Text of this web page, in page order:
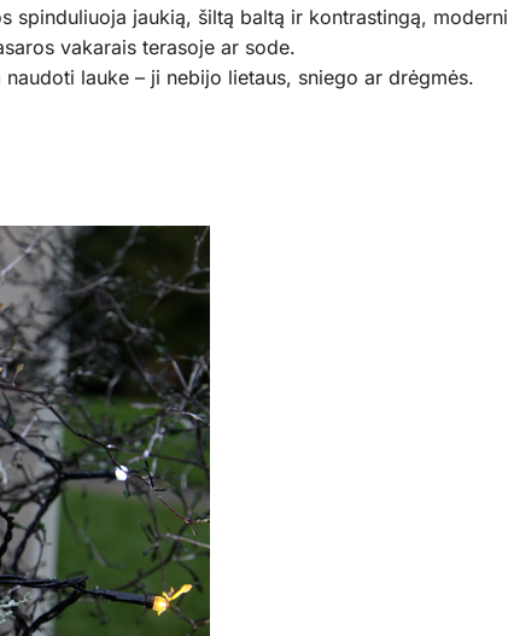
spinduliuoja jaukią, šiltą baltą ir kontrastingą,
vakarais terasoje ar sode.
lauke – ji nebijo lietaus, sniego ar drėgmės.